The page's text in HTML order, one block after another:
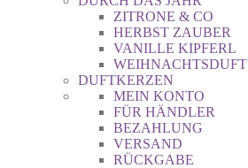
ZITRONE & CO
HERBST ZAUBER
VANILLE KIPFERL
WEIHNACHTSDUFT
DUFTKERZEN
MEIN KONTO
FÜR HÄNDLER
BEZAHLUNG
VERSAND
RÜCKGABE